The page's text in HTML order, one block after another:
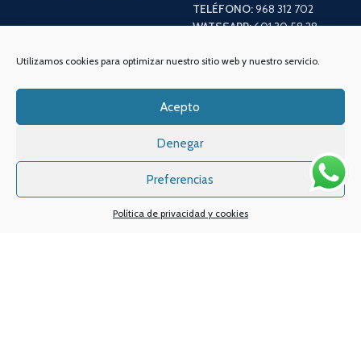
Utilizamos cookies para optimizar nuestro sitio web y nuestro servicio.
Acepto
Denegar
Preferencias
Política de privacidad y cookies
TELÉFONO:968 312 702
WATSSAPP:601 30 58 28